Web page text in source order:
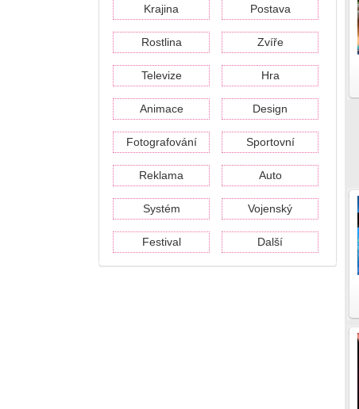
Krajina Postava
Rostlina Zvíře
Televize Hra
Animace Design
Fotografování Sportovní
Reklama Auto
Systém Vojenský
Festival Další